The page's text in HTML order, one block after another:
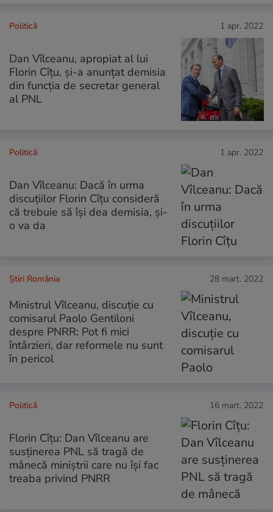
Politică 1 apr. 2022
Dan Vîlceanu, apropiat al lui
Florin Cîțu, și-a anunțat demisia
din funcția de secretar general
al PNL
Politică 1 apr. 2022
Dan Vîlceanu: Dacă în urma
discuţiilor Florin Cîţu consideră
că trebuie să îşi dea demisia, şi-
o va da
Știri România 28 mart. 2022
Ministrul Vîlceanu, discuție cu
comisarul Paolo Gentiloni
despre PNRR: Pot fi mici
întârzieri, dar reformele nu sunt
în pericol
Politică 16 mart. 2022
Florin Cîțu: Dan Vîlceanu are
susținerea PNL să tragă de
mânecă miniștrii care nu își fac
treaba privind PNRR